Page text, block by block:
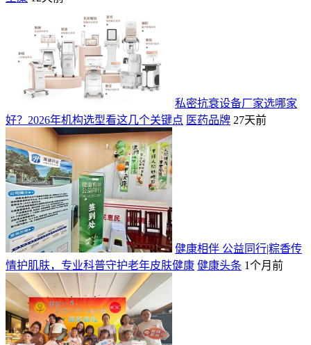
私密抗衰设备厂家选哪家
好？2026年机构选型看这几个关键点 医药品牌 27天前
健康相伴 公益同行|粽香传
情护肌肤，专业科普守护老年皮肤健康 健康头条 1个月前